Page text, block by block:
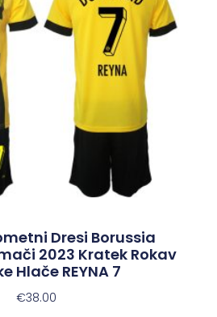
Dresi Borussia
2023 Kratek Rokav
Hlače REYNA 7
€38.00